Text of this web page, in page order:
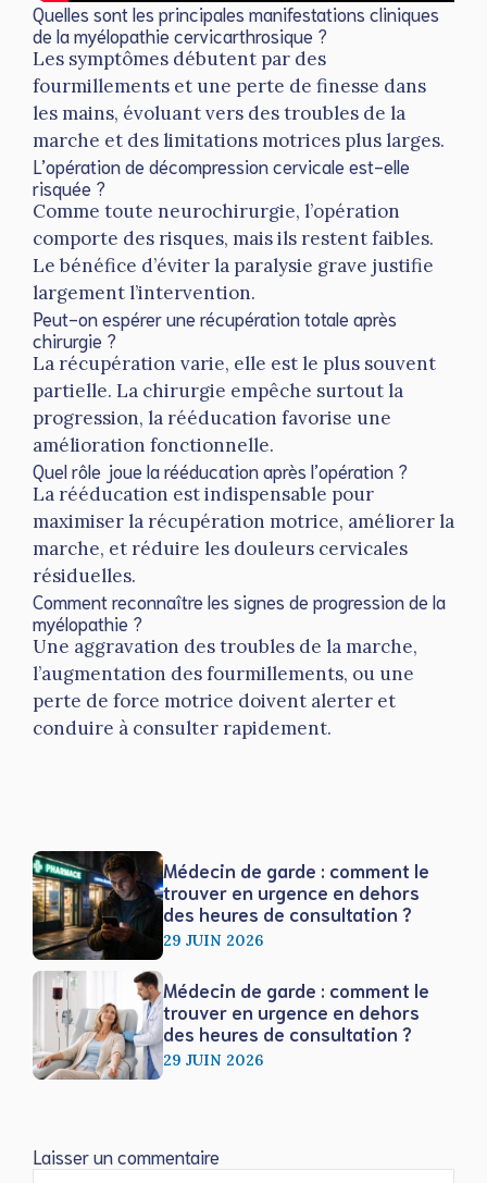
Quelles sont les principales manifestations cliniques
de la myélopathie cervicarthrosique ?
Les symptômes débutent par des
fourmillements et une perte de finesse dans
les mains, évoluant vers des troubles de la
marche et des limitations motrices plus larges.
L’opération de décompression cervicale est-elle
risquée ?
Comme toute neurochirurgie, l’opération
comporte des risques, mais ils restent faibles.
Le bénéfice d’éviter la paralysie grave justifie
largement l’intervention.
Peut-on espérer une récupération totale après
chirurgie ?
La récupération varie, elle est le plus souvent
partielle. La chirurgie empêche surtout la
progression, la rééducation favorise une
amélioration fonctionnelle.
Quel rôle joue la rééducation après l’opération ?
La rééducation est indispensable pour
maximiser la récupération motrice, améliorer la
marche, et réduire les douleurs cervicales
résiduelles.
Comment reconnaître les signes de progression de la
myélopathie ?
Une aggravation des troubles de la marche,
l’augmentation des fourmillements, ou une
perte de force motrice doivent alerter et
conduire à consulter rapidement.
Médecin de garde : comment le
trouver en urgence en dehors
des heures de consultation ?
29 JUIN 2026
Médecin de garde : comment le
trouver en urgence en dehors
des heures de consultation ?
29 JUIN 2026
Laisser un commentaire